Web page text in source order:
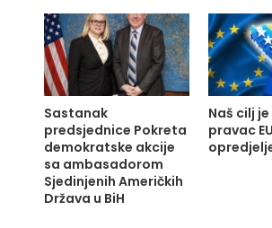
Sastanak
predsjednice Pokreta
demokratske akcije
sa ambasadorom
Sjedinjenih Američkih
Država u BiH
Naš cilj je
pravac